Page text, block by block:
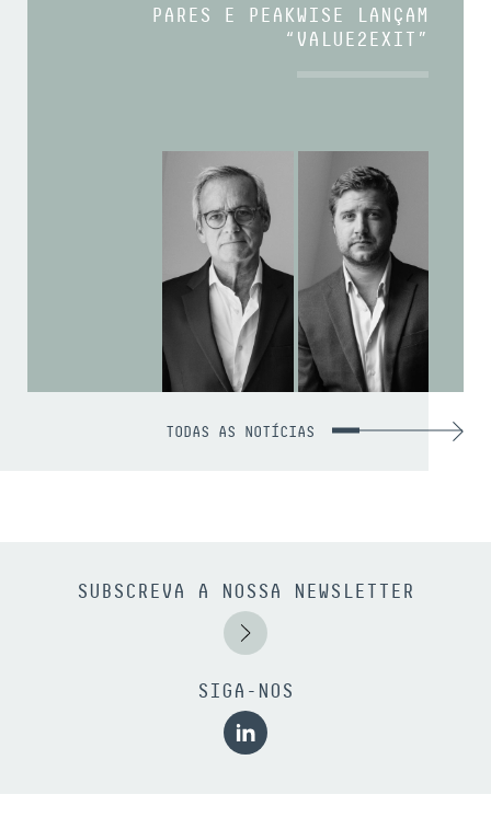
PARES E PEAKWISE LANÇAM
“VALUE2EXIT”
TODAS AS NOTÍCIAS
SUBSCREVA A NOSSA NEWSLETTER
SIGA-NOS